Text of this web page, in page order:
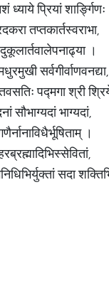
ध्याये प्रियां
तप्तकार्तस्वराभा,
।
सर्वगीर्वाणवनद्या,
पद्मगा श्री
सौभाग्यदां भाग्यदां,
।
सदा